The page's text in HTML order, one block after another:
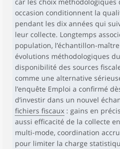
occasion conditionnent la
pendant les dix années qui
leur collecte. Longtemps
population, l’échantillon-
évolutions méthodologiques
disponibilité des sources
comme une alternative
l’enquête Emploi a confirmé
d’investir dans un nouvel
fichiers fiscaux : gains en
aussi efficacité de la collecte
multi-mode, coordination
pour limiter la charge